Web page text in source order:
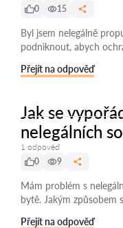
0
15
Byl jsem nelegálně
podniknout, abych
Přejít na odpověď
Jak se
nelegálních
1 odpověď
0
9
Mám problém s
bytě. Jakým způsobem
Přejít na odpověď